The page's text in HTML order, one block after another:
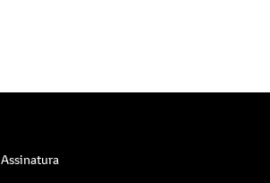
Assinatura